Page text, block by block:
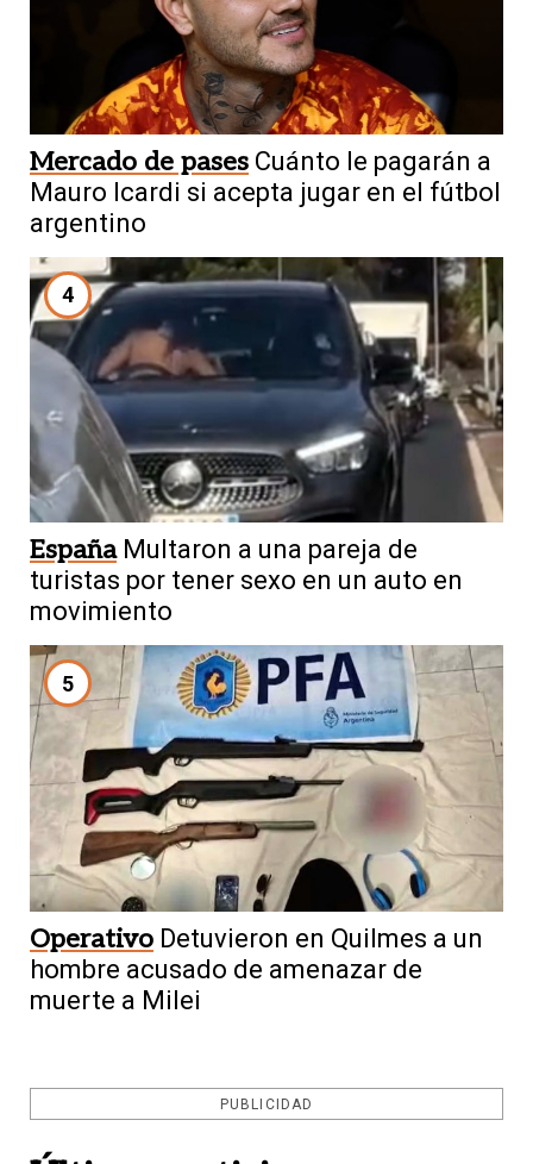
Mercado de pases Cuánto le pagarán a
Mauro Icardi si acepta jugar en el fútbol
argentino
4
España Multaron a una pareja de
turistas por tener sexo en un auto en
movimiento
5
Operativo Detuvieron en Quilmes a un
hombre acusado de amenazar de
muerte a Milei
PUBLICIDAD